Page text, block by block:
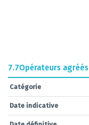
7.7Opérateurs agréés
Catégorie
Date indicative